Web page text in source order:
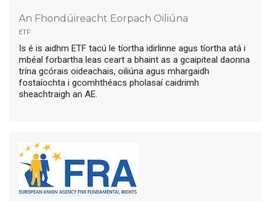
An Fhondúireacht Eorpach Oiliúna
etf
Is é is aidhm ETF tacú le tíortha idirlinne agus tíortha atá i
mbéal forbartha leas ceart a bhaint as a gcaipiteal daonna
trína gcórais oideachais, oiliúna agus mhargaidh
fostaíochta i gcomhthéacs pholasaí caidrimh
sheachtraigh an AE.